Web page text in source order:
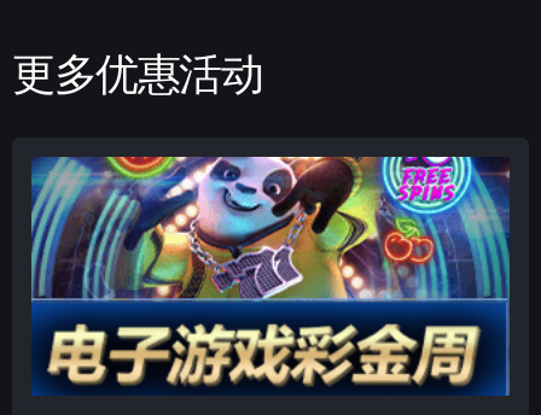
更多优惠活动